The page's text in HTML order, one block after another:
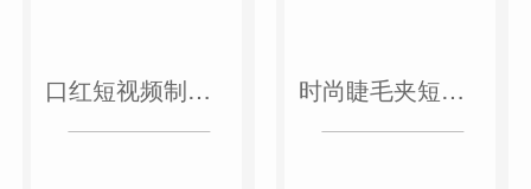
口红短视频制作案例 时尚睫毛夹短视频案例